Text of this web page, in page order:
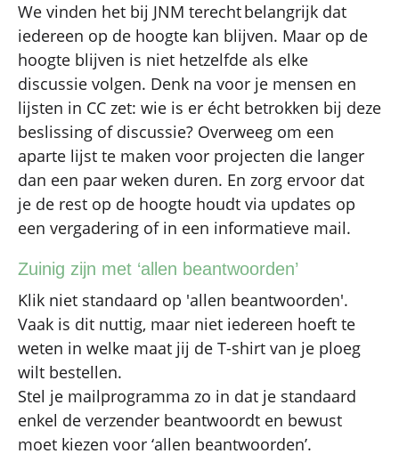
We vinden het bij JNM terecht belangrijk dat
iedereen op de hoogte kan blijven. Maar op de
hoogte blijven is niet hetzelfde als elke
discussie volgen. Denk na voor je mensen en
lijsten in CC zet: wie is er écht betrokken bij deze
beslissing of discussie? Overweeg om een
aparte lijst te maken voor projecten die langer
dan een paar weken duren. En zorg ervoor dat
je de rest op de hoogte houdt via updates op
een vergadering of in een informatieve mail.
Zuinig zijn met ‘allen beantwoorden’
Klik niet standaard op 'allen beantwoorden'.
Vaak is dit nuttig, maar niet iedereen hoeft te
weten in welke maat jij de T-shirt van je ploeg
wilt bestellen.
Stel je mailprogramma zo in dat je standaard
enkel de verzender beantwoordt en bewust
moet kiezen voor ‘allen beantwoorden’.